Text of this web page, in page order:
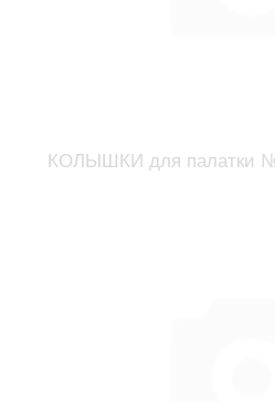
КОЛЫШКИ для палатки